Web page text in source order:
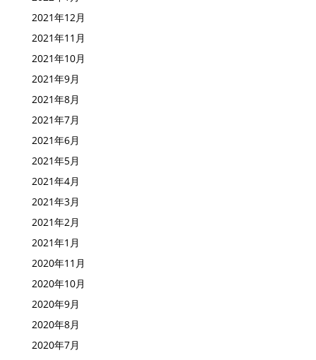
2022年1月
2021年12月
2021年11月
2021年10月
2021年9月
2021年8月
2021年7月
2021年6月
2021年5月
2021年4月
2021年3月
2021年2月
2021年1月
2020年11月
2020年10月
2020年9月
2020年8月